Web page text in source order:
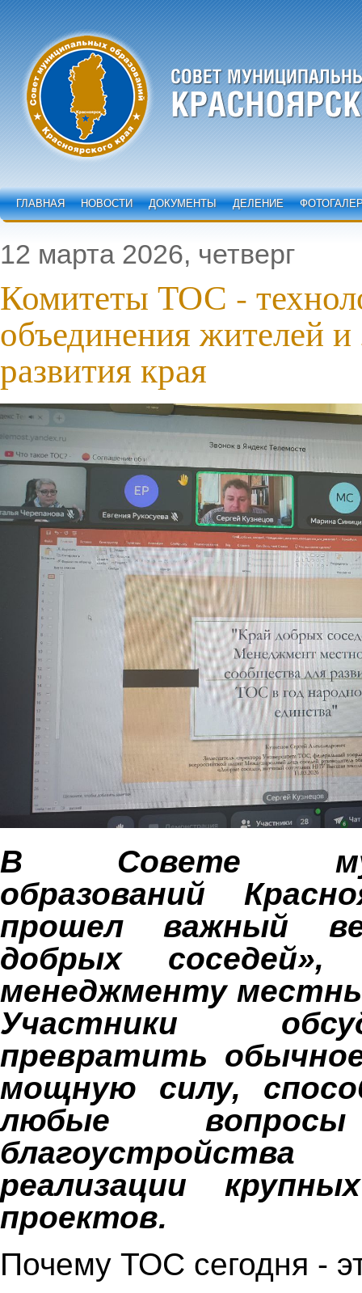
ГЛАВНАЯ НОВОСТИ ДОКУМЕНТЫ ДЕЛЕНИЕ
12 марта 2026, четверг
Комитеты ТОС -
объединения жителей и
развития края
В Совете
образований
прошел важный
добрых соседей»,
менеджменту
Участники
превратить
мощную силу,
любые
реализации
проектов.
Почему ТОС сегодня -